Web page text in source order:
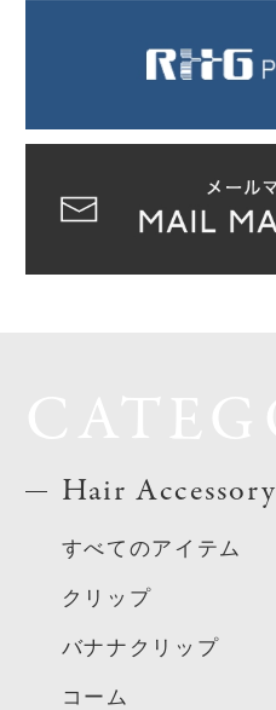
Hair Accessory
すべてのアイテム
クリップ
バナナクリップ
コーム